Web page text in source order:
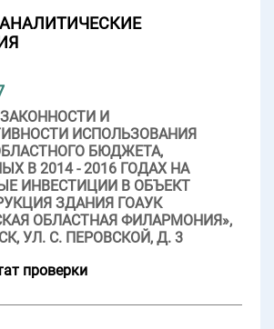
И
ИСПОЛЬЗОВАНИЯ
БЮДЖЕТА,
В 2014 - 2016 ГОДАХ НА
ИНВЕСТИЦИИ В ОБЪЕКТ
ЗДАНИЯ ГОАУК
ОБЛАСТНАЯ ФИЛАРМОНИЯ»,
УЛ. С. ПЕРОВСКОЙ, Д. 3
проверки